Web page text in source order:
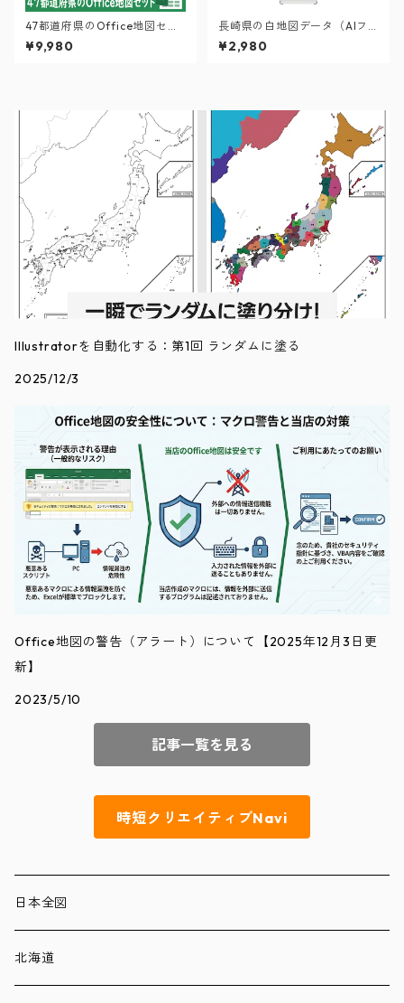
47都道府県のOffice地図セッ
ト【自動色塗り機能付き】
¥9,980
長崎県の白地図データ（AIフ
ァイル）
¥2,980
Illustratorを自動化する：第1回 ランダムに塗る
2025/12/3
Office地図の警告（アラート）について【2025年12月3日更
新】
2023/5/10
記事一覧を見る
時短クリエイティブNavi
日本全図
北海道